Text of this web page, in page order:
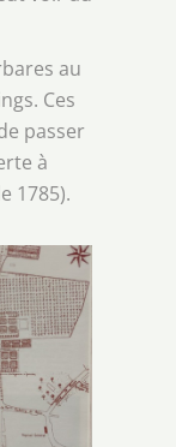
au
Ces
passer
à
1785).